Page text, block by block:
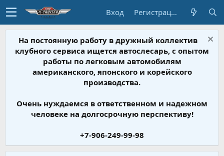
Вход Регистрация
На постоянную работу в дружный коллектив
клубного сервиса ищется автослесарь, с опытом
работы по легковым автомобилям
американского, японского и корейского
производства.
Очень нуждаемся в ответственном и надежном
человеке на долгосрочную перспективу!
+7-906-249-99-98